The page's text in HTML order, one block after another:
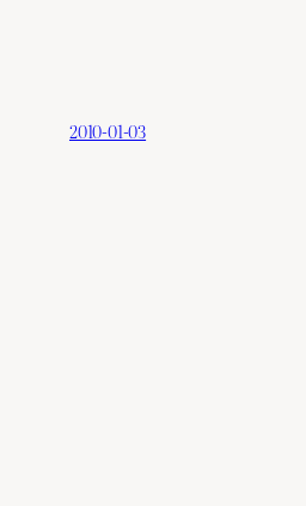
2010-01-03